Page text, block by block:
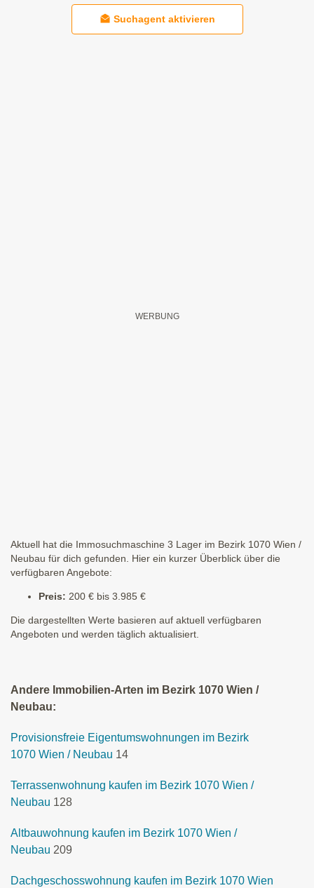
Suchagent aktivieren
Aktuell hat die Immosuchmaschine 3 Lager im Bezirk 1070 Wien /
Neubau für dich gefunden. Hier ein kurzer Überblick über die
verfügbaren Angebote:
Preis: 200 € bis 3.985 €
Die dargestellten Werte basieren auf aktuell verfügbaren
Angeboten und werden täglich aktualisiert.
Andere Immobilien-Arten im Bezirk 1070 Wien /
Neubau:
Provisionsfreie Eigentumswohnungen im Bezirk
1070 Wien / Neubau 14
Terrassenwohnung kaufen im Bezirk 1070 Wien /
Neubau 128
Altbauwohnung kaufen im Bezirk 1070 Wien /
Neubau 209
Dachgeschosswohnung kaufen im Bezirk 1070 Wien